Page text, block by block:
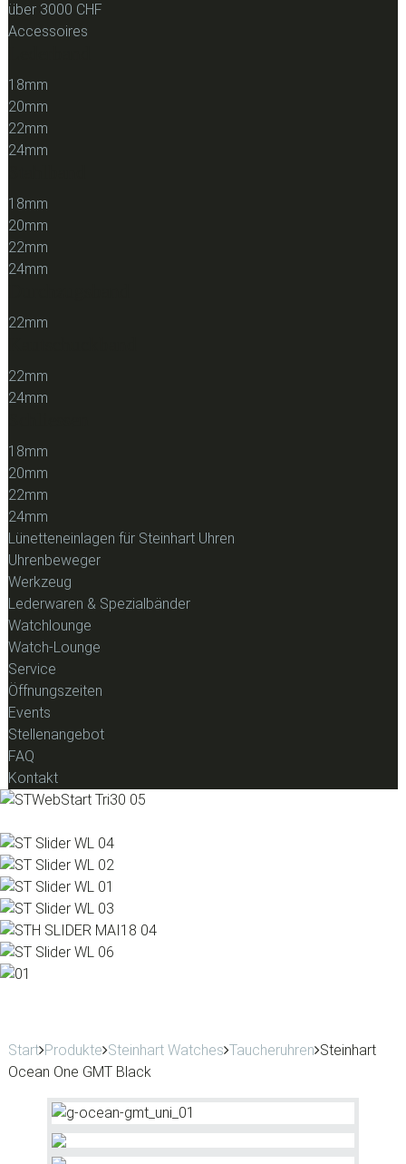
über 3000 CHF
Accessoires
18mm
20mm
22mm
24mm
18mm
20mm
22mm
24mm
22mm
22mm
24mm
18mm
20mm
22mm
24mm
Lünetteneinlagen für Steinhart Uhren
Uhrenbeweger
Werkzeug
Lederwaren & Spezialbänder
Watchlounge
Watch-Lounge
Service
Öffnungszeiten
Events
Stellenangebot
FAQ
Kontakt
Start Produkte Steinhart Watches Taucheruhren Steinhart
Ocean One GMT Black